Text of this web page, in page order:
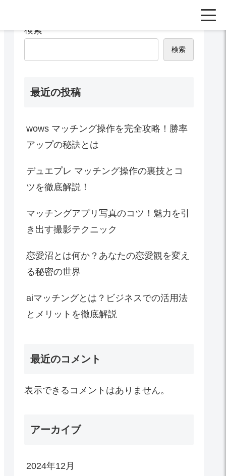
検索
検索
最近の投稿
wows マッチング操作を完全攻略！勝率
アップの秘訣とは
デュエプレ マッチング操作の裏技とコ
ツを徹底解説！
マッチングアプリ写真のコツ！魅力を引
き出す撮影テクニック
恋愛沼とは何か？あなたの恋愛観を変え
る秘密の世界
aiマッチングとは？ビジネスでの活用法
とメリットを徹底解説
最近のコメント
表示できるコメントはありません。
アーカイブ
2024年12月